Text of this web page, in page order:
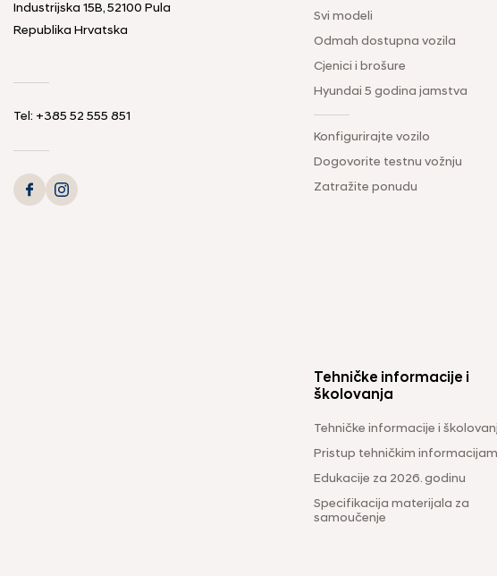
Industrijska 15B, 52100 Pula
Republika Hrvatska
Tel: +385 52 555 851
Svi modeli
Odmah dostupna vozila
Cjenici i brošure
Hyundai 5 godina jamstva
Konfigurirajte vozilo
Dogovorite testnu vožnju
Zatražite ponudu
Tehničke informacije i
školovanja
Tehničke informacije i
Pristup tehničkim
Edukacije za 2026. godinu
Specifikacija materijala za
samoučenje